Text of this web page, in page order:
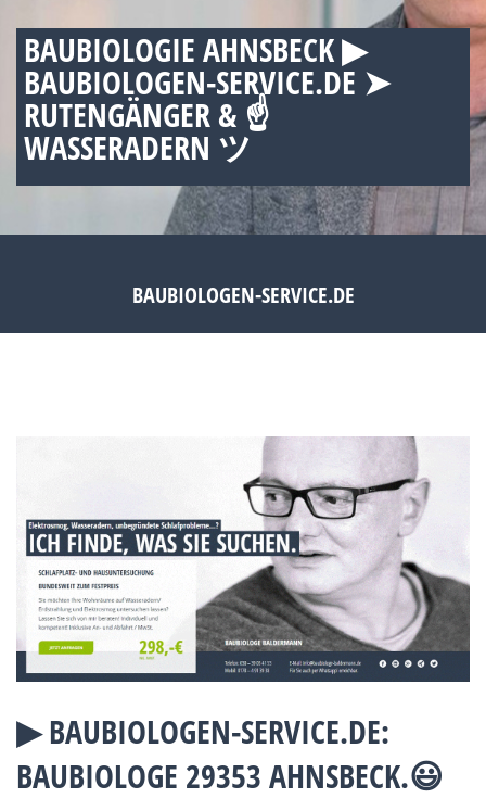
BAUBIOLOGIE AHNSBECK ▶︎
BAUBIOLOGEN-SERVICE.DE ➤
RUTENGÄNGER & ☝
WASSERADERN ツ
BAUBIOLOGEN-SERVICE.DE
▶︎ BAUBIOLOGEN-SERVICE.DE:
BAUBIOLOGE 29353 AHNSBECK.😃